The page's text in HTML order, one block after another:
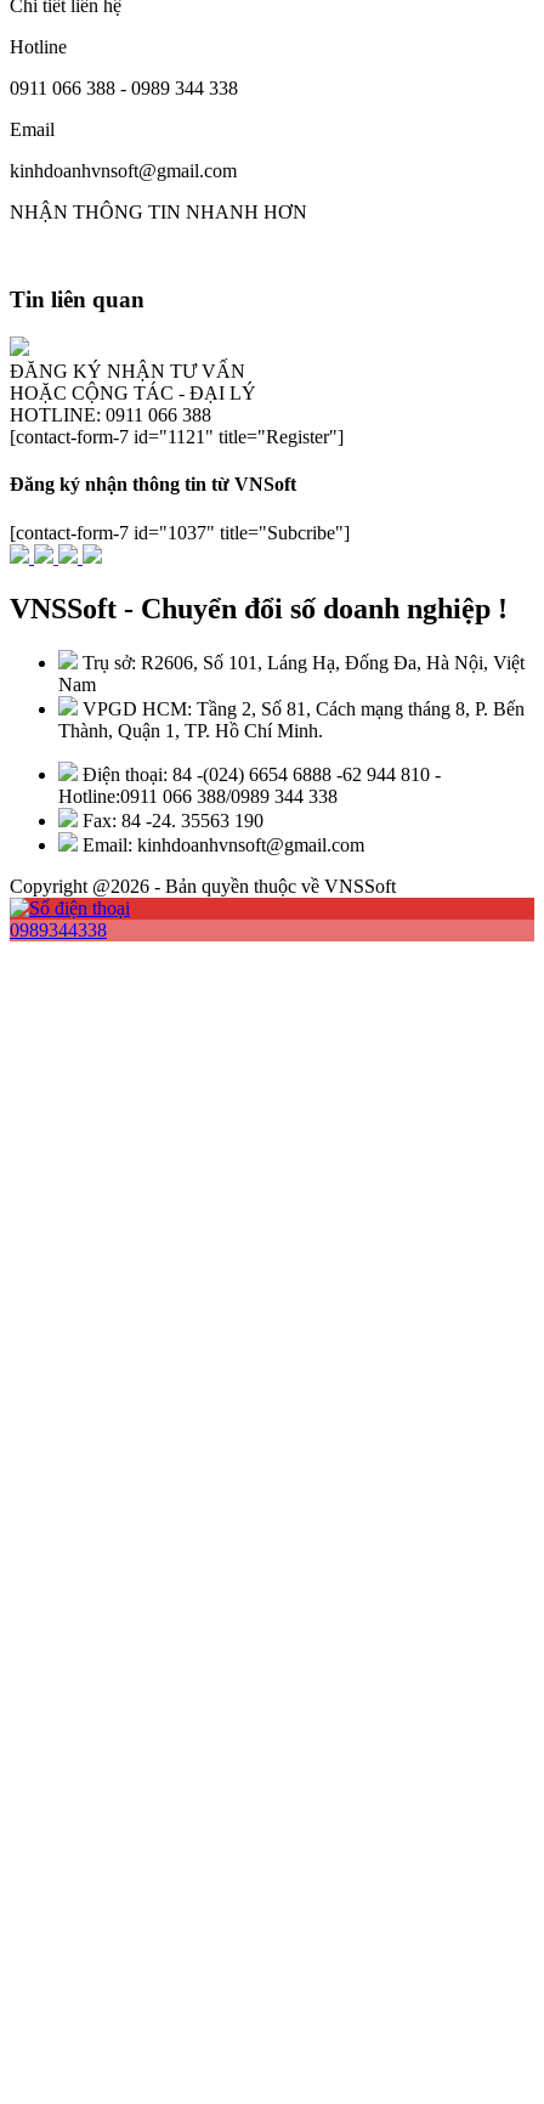
Chi tiết liên hệ
Hotline
0911 066 388 - 0989 344 338
Email
kinhdoanhvnsoft@gmail.com
NHẬN THÔNG TIN NHANH HƠN
Tin liên quan
ĐĂNG KÝ NHẬN TƯ VẤN
HOẶC CỘNG TÁC - ĐẠI LÝ
HOTLINE: 0911 066 388
[contact-form-7 id="1121" title="Register"]
Đăng ký nhận thông tin từ VNSoft
[contact-form-7 id="1037" title="Subcribe"]
VNSSoft - Chuyển đổi số doanh nghiệp !
Trụ sở: R2606, Số 101, Láng Hạ, Đống Đa, Hà Nội, Việt
Nam
VPGD HCM: Tầng 2, Số 81, Cách mạng tháng 8, P. Bến
Thành, Quận 1, TP. Hồ Chí Minh.
Điện thoại: 84 -(024) 6654 6888 -62 944 810 -
Hotline:0911 066 388/0989 344 338
Fax: 84 -24. 35563 190
Email: kinhdoanhvnsoft@gmail.com
Copyright @2026 - Bản quyền thuộc về VNSSoft
0989344338